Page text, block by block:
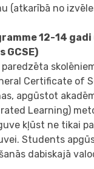
(atkarībā no
12-14
GCSE)
Certificate of
apgūstot
Learning)
kļūst ne tikai
Students
dabiskajā